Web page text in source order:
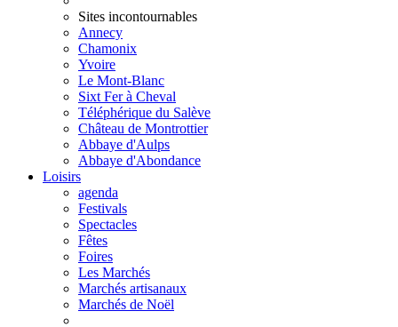
Sites incontournables
Annecy
Chamonix
Yvoire
Le Mont-Blanc
Sixt Fer à Cheval
Téléphérique du Salève
Château de Montrottier
Abbaye d'Aulps
Abbaye d'Abondance
Loisirs
agenda
Festivals
Spectacles
Fêtes
Foires
Les Marchés
Marchés artisanaux
Marchés de Noël